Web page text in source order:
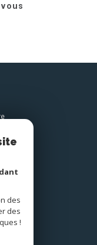
des
des
!